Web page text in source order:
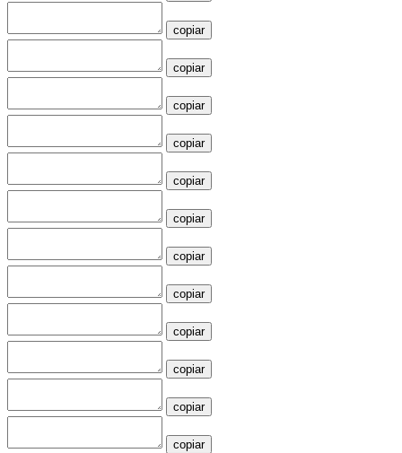
copiar
copiar
copiar
copiar
copiar
copiar
copiar
copiar
copiar
copiar
copiar
copiar